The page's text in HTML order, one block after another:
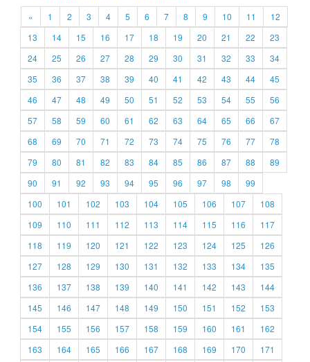
« 1 2 3 4 5 6 7 8 9 10 11
12
13
14 15 16 17 18 19 20 21 22
23
24
25 26 27 28 29 30 31 32 33
34
35
36 37 38 39 40 41 42 43 44
45
46
47 48 49 50 51 52 53 54 55
56
57
58 59 60 61 62 63 64 65 66
67
68
69 70 71 72 73 74 75 76 77
78
79
80 81 82 83 84 85 86 87 88
89
90
91 92 93 94 95 96 97 98
99
100
101 102 103 104 105 106 107
108
109
110 111 112 113 114 115 116
117
118
119 120 121 122 123 124 125
126
127
128 129 130 131 132 133 134
135
136
137 138 139 140 141 142 143
144
145
146 147 148 149 150 151 152
153
154
155 156 157 158 159 160 161
162
163
164 165 166 167 168 169 170
171